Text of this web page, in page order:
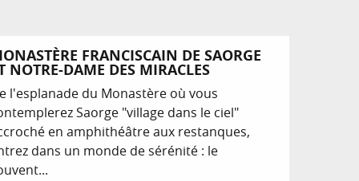
FRANCISCAIN DE SAORGE
NOTRE-DAME DES MIRACLES
l'esplanade du Monastère où vous
Saorge "village dans le ciel"
en amphithéâtre aux restanques,
dans un monde de sérénité : le